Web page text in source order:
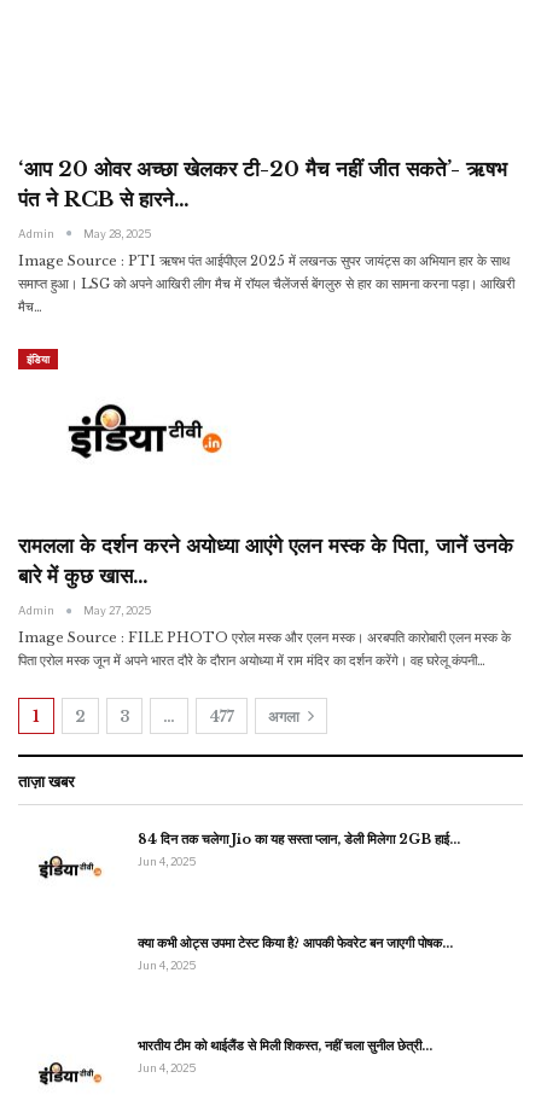
‘आप 20 ओवर अच्छा खेलकर टी-20 मैच नहीं जीत सकते’- ऋषभ
पंत ने RCB से हारने…
Admin May 28, 2025
Image Source : PTI ऋषभ पंत आईपीएल 2025 में लखनऊ सुपर जायंट्स का अभियान हार के साथ
समाप्त हुआ। LSG को अपने आखिरी लीग मैच में रॉयल चैलेंजर्स बेंगलुरु से हार का सामना करना पड़ा। आखिरी
मैच…
इंडिया
रामलला के दर्शन करने अयोध्या आएंगे एलन मस्क के पिता, जानें उनके
बारे में कुछ खास…
Admin May 27, 2025
Image Source : FILE PHOTO एरोल मस्क और एलन मस्क। अरबपति कारोबारी एलन मस्क के
पिता एरोल मस्क जून में अपने भारत दौरे के दौरान अयोध्या में राम मंदिर का दर्शन करेंगे। वह घरेलू कंपनी…
1 2 3 … 477 अगला
ताज़ा खबर
84 दिन तक चलेगा Jio का यह सस्ता प्लान, डेली मिलेगा 2GB हाई…
Jun 4, 2025
क्या कभी ओट्स उपमा टेस्ट किया है? आपकी फेवरेट बन जाएगी पोषक…
Jun 4, 2025
भारतीय टीम को थाईलैंड से मिली शिकस्त, नहीं चला सुनील छेत्री…
Jun 4, 2025